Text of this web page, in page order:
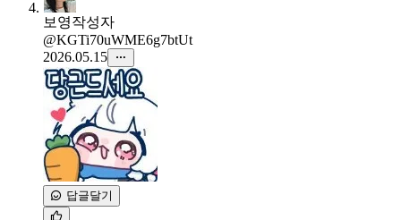
보영작성자
@KGTi70uWME6g7btUt
2026.05.15
답글달기